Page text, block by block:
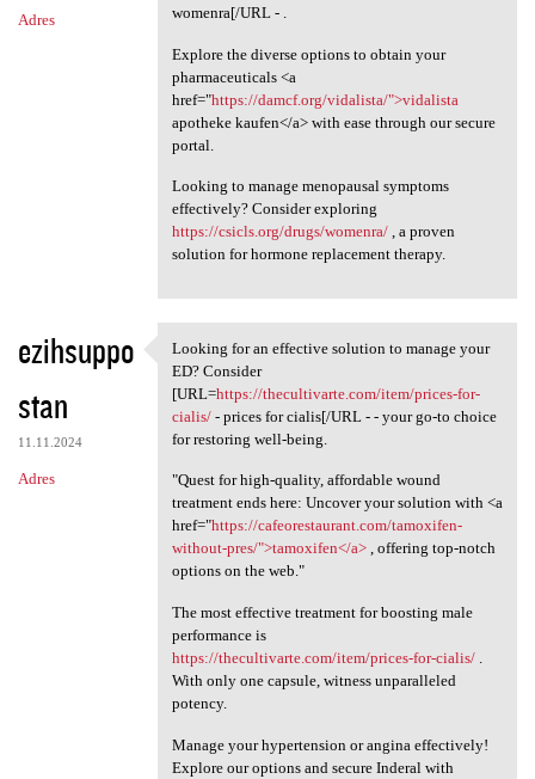
Adres
womenra[/URL - .
Explore the diverse options to obtain your
pharmaceuticals <a
href="https://damcf.org/vidalista/">vidalista
apotheke kaufen</a> with ease through our secure
portal.
Looking to manage menopausal symptoms
effectively? Consider exploring
https://csicls.org/drugs/womenra/, a proven
solution for hormone replacement therapy.
ezihsuppo
stan
11.11.2024
Adres
Looking for an effective
Looking for an effective solution to manage your
ED? Consider
[URL=https://thecultivarte.com/item/prices-for-
cialis/- prices for cialis[/URL - - your go-to choice
for restoring well-being.
"Quest for high-quality, affordable wound
treatment ends here: Uncover your solution with <a
href="https://cafeorestaurant.com/tamoxifen-
without-pres/">tamoxifen</a>, offering top-notch
options on the web."
The most effective treatment for boosting male
performance is
https://thecultivarte.com/item/prices-for-cialis/.
With only one capsule, witness unparalleled
potency.
Manage your hypertension or angina effectively!
Explore our options and secure Inderal with